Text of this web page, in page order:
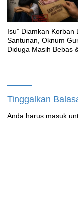
‎Isu” Diamkan Korban
Santunan, Oknum
Diduga Masih Bebas &
Tinggalkan
Anda harus masuk